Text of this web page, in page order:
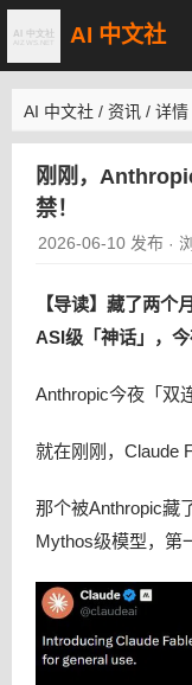
AI 中文社
AI 中文社 / 资讯 / 详情
刚刚，
禁！
2026-06-10 发布 ·
【导读】藏了两个
ASI级「神话」，今
Anthropic今夜「双
就在刚刚，Claude
那个被Anthropic藏
Mythos级模型，第